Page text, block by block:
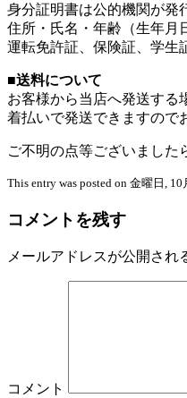
身分証明書は公的機関が発
住所・氏名・年齢（生年月
運転免許証、保険証、学生
■送料について
お客様から当店へ発送する
着払いで発送できますので
ご不明の点等ございました
This entry was posted on 金曜日,
コメントを残す
メールアドレスが公開され
コメント